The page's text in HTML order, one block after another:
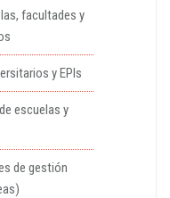
facultades y
y EPIs
escuelas y
de gestión